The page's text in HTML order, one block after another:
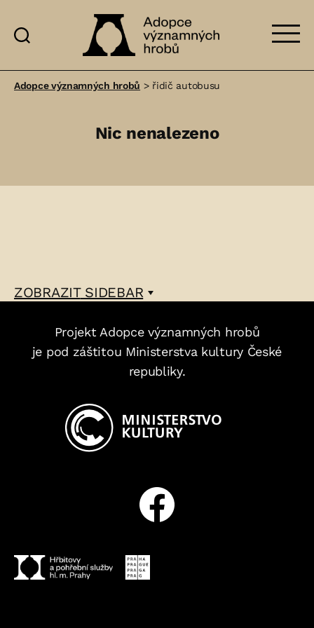
významných
Adopce významných hrobů > řidič autobusu
Nic nenalezeno
ZOBRAZITSIDEBAR
Projekt Adopce významných hrobů
je pod záštitou Ministerstva kultury České
republiky.
Facebook